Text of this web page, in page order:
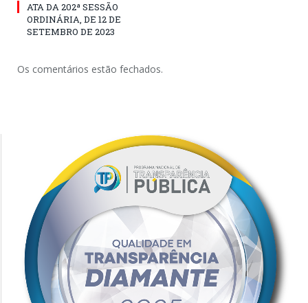
ATA DA 202ª SESSÃO
ORDINÁRIA, DE 12 DE
SETEMBRO DE 2023
Os comentários estão fechados.